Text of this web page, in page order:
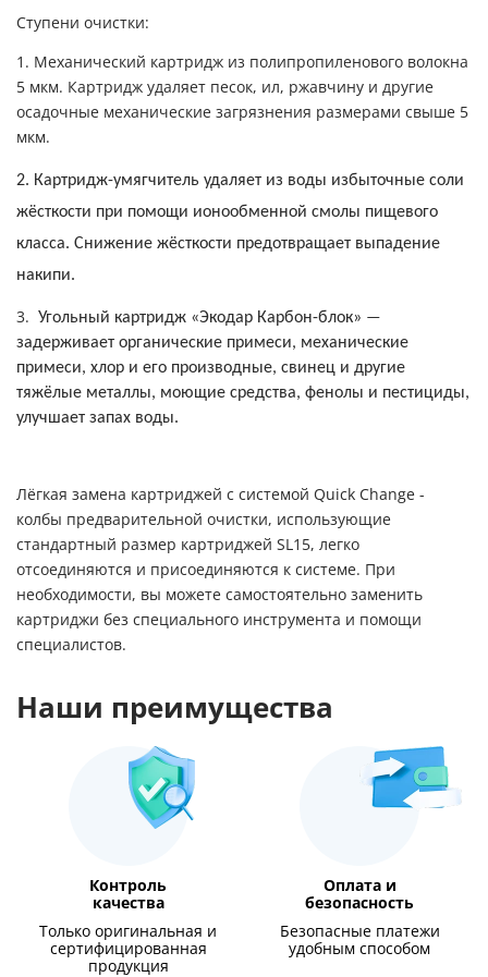
Ступени очистки:
1. Механический картридж из полипропиленового волокна
5 мкм. Картридж удаляет песок, ил, ржавчину и другие
осадочные механические загрязнения размерами свыше 5
мкм.
2. Картридж-умягчитель удаляет из воды избыточные соли
жёсткости при помощи ионообменной смолы пищевого
класса. Снижение жёсткости предотвращает выпадение
накипи.
3. Угольный картридж «Экодар Карбон-блок» —
задерживает органические примеси, механические
примеси, хлор и его производные, свинец и другие
тяжёлые металлы, моющие средства, фенолы и пестициды,
улучшает запах воды.
Лёгкая замена картриджей с системой Quick Change -
колбы предварительной очистки, использующие
стандартный размер картриджей SL15, легко
отсоединяются и присоединяются к системе. При
необходимости, вы можете самостоятельно заменить
картриджи без специального инструмента и помощи
специалистов.
Наши преимущества
Контроль
качества
Только оригинальная и
сертифицированная
продукция
Оплата и
безопасность
Безопасные платежи
удобным способом